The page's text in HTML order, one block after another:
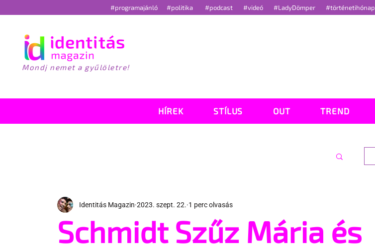
#programajánló #politika #podcast #videó #LadyDömper #történetihónap
Mondj nemet a gyűlöletre!
HÍREK STÍLUS OUT TREND
Schmidt Szűz Mária és
Identitás Magazin 2023. szept. 22. 1 perc olvasás